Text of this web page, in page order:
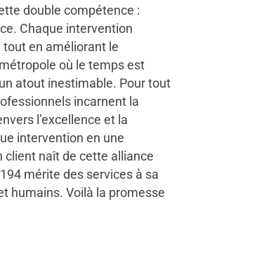
double compétence :
Chaque intervention
en améliorant le
où le temps est
atout inestimable. Pour tout
incarnent la
l’excellence et la
intervention en une
naît de cette alliance
mérite des services à sa
humains. Voilà la promesse